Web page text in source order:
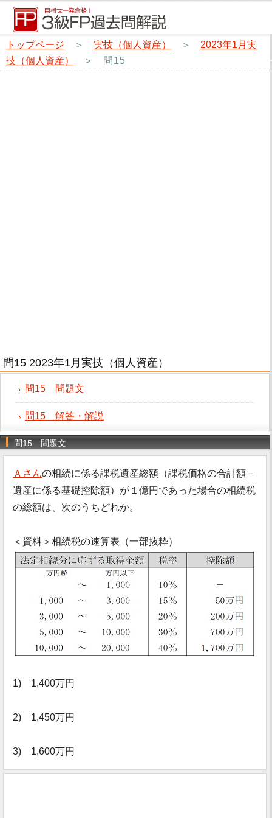
トップページ ＞ 実技（個人資産） ＞ 2023年1月実
技（個人資産）
＞ 問15
問15 2023年1月実技（個人資産）
問15 問題文
問15 解答・解説
問15 問題文
Ａさんの相続に係る課税遺産総額（課税価格の合計額－
遺産に係る基礎控除額）が１億円であった場合の相続税
の総額は、次のうちどれか。
＜資料＞相続税の速算表（一部抜粋）
1) 1,400万円
2) 1,450万円
3) 1,600万円